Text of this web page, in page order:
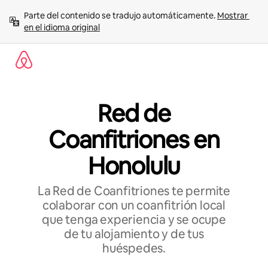
contenido
Parte del contenido se tradujo automáticamente. Mostrar
en el idioma original
Red de
Coanfitriones en
Honolulu
La Red de Coanfitriones te permite
colaborar con un coanfitrión local
que tenga experiencia y se ocupe
de tu alojamiento y de tus
huéspedes.